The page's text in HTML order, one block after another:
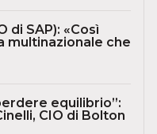
di SAP): «Così
multinazionale che
equilibrio”:
CIO di Bolton